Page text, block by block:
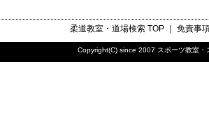
柔道教室・道場検索TOP ｜ 免責事
Copyright(C) since 2007 スポーツ教室・